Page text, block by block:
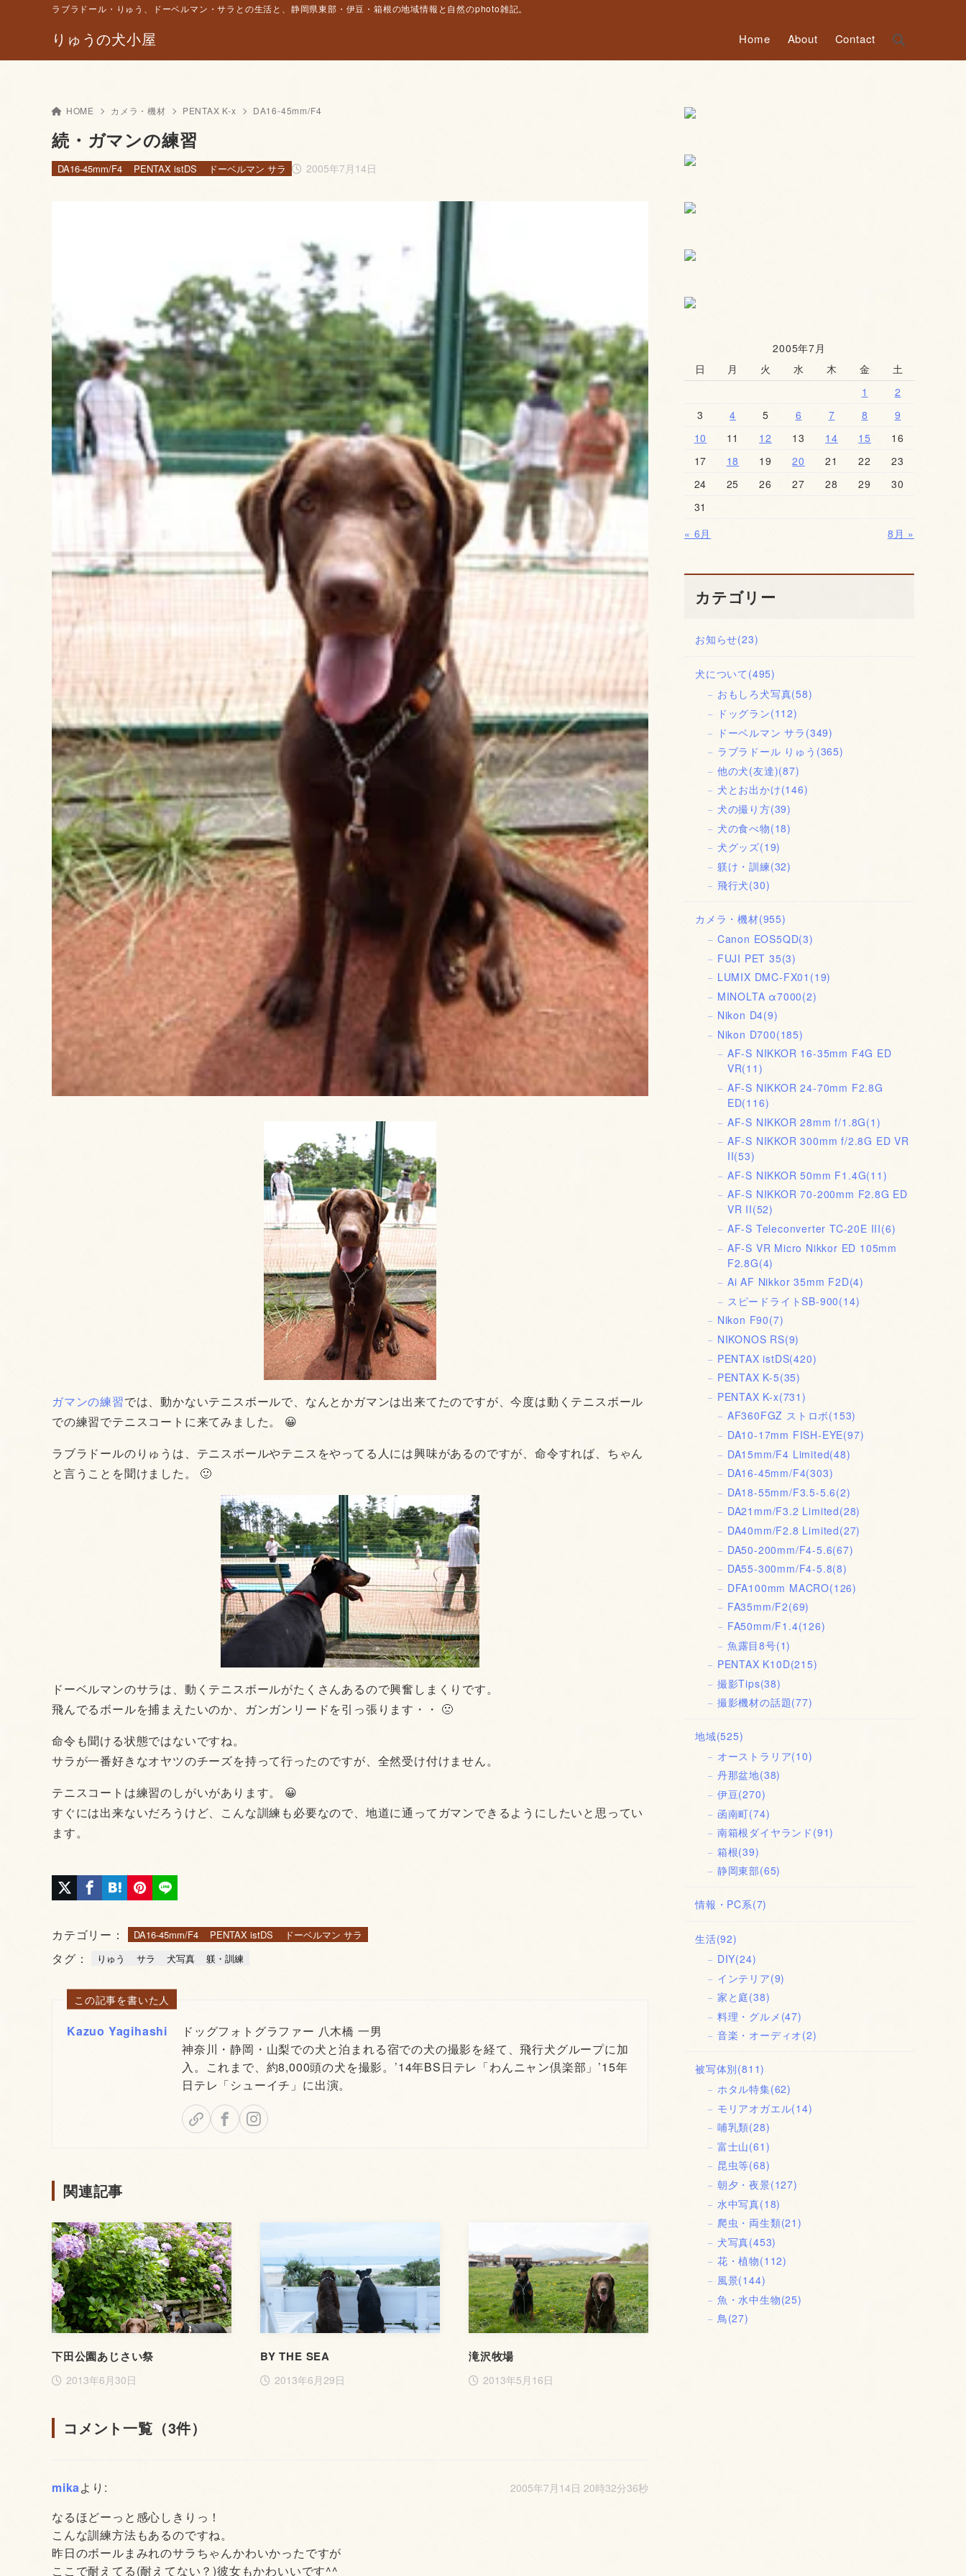
りゅうの犬小屋
ラブラドール・りゅう、ドーベルマン・サラとの生活と、静岡県東部・伊豆・箱根の地域情報と自然のphoto雑記。
Home About Contact
HOME カメラ・機材 PENTAX K-x DA16-45mm/F4
続・ガマンの練習
2005年7月14日
DA16-45mm/F4 PENTAX istDS ドーベルマン サラ
ガマンの練習では、動かないテニスボールで、なんとかガマンは出来てたのですが、今度は動くテニスボール
での練習でテニスコートに来てみました。 😀
ラブラドールのりゅうは、テニスボールやテニスをやってる人には興味があるのですが、命令すれば、ちゃん
と言うことを聞けました。 🙂
ドーベルマンのサラは、動くテニスボールがたくさんあるので興奮しまくりです。
飛んでるボールを捕まえたいのか、ガンガンリードを引っ張ります・・ 🙁
命令も聞ける状態ではないですね。
サラが一番好きなオヤツのチーズを持って行ったのですが、全然受け付けません。
テニスコートは練習のしがいがあります。 😀
すぐには出来ないだろうけど、こんな訓練も必要なので、地道に通ってガマンできるようにしたいと思ってい
ます。
カテゴリー： DA16-45mm/F4 PENTAX istDS ドーベルマン サラ
タグ： りゅう サラ 犬写真 躾・訓練
この記事を書いた人
Kazuo Yagihashi
ドッグフォトグラファー 八木橋 一男
神奈川・静岡・山梨での犬と泊まれる宿での犬の撮影を経て、飛行犬グループに加
入。これまで、約8,000頭の犬を撮影。’14年BS日テレ「わんニャン倶楽部」’15年
日テレ「シューイチ」に出演。
関連記事
下田公園あじさい祭
2013年6月30日
BY THE SEA
2013年6月29日
滝沢牧場
2013年5月16日
コメント一覧（3件）
mikaより: 2005年7月14日 20時32分36秒
なるほどーっと感心しきりっ！
こんな訓練方法もあるのですね。
昨日のボールまみれのサラちゃんかわいかったですが
ここで耐えてる(耐えてない？)彼女もかわいいです^^
2005年7月
日
月 火 水 木 金
土
1
2
3
4 5 6 7 8
9
10
11 12 13 14 15
16
17
18 19 20 21 22
23
24
25 26 27 28 29
30
31
« 6月
8月 »
カテゴリー
お知らせ(23)
犬について (495)
おもしろ犬写真(58)
ドッグラン(112)
ドーベルマン サラ (349)
ラブラドール りゅう (365)
他の犬(友達)(87)
犬とお出かけ(146)
犬の撮り方(39)
犬の食べ物(18)
犬グッズ(19)
躾け・訓練(32)
飛行犬(30)
カメラ・機材(955)
Canon EOS5QD(3)
FUJI PET 35(3)
LUMIX DMC-FX01 (19)
MINOLTA α7000(2)
Nikon D4(9)
Nikon D700(185)
AF-S NIKKOR 16-35mm F4G ED
VR(11)
AF-S NIKKOR 24-70mm F2.8G
ED(116)
AF-S NIKKOR 28mm f/1.8G(1)
AF-S NIKKOR 300mm f/2.8G ED VR
II(53)
AF-S NIKKOR 50mm F1.4G(11)
AF-S NIKKOR 70-200mm F2.8G ED
VR II(52)
AF-S Teleconverter TC-20E III(6)
AF-S VR Micro Nikkor ED 105mm
F2.8G(4)
Ai AF Nikkor 35mm F2D(4)
スピードライトSB-900(14)
Nikon F90(7)
NIKONOS RS(9)
PENTAX istDS(420)
PENTAX K-5(35)
PENTAX K-x(731)
AF360FGZ ストロボ(153)
DA10-17mm FISH-EYE(97)
DA15mm/F4 Limited(48)
DA16-45mm/F4(303)
DA18-55mm/F3.5-5.6(2)
DA21mm/F3.2 Limited(28)
DA40mm/F2.8 Limited(27)
DA50-200mm/F4-5.6(67)
DA55-300mm/F4-5.8(8)
DFA100mm MACRO(126)
FA35mm/F2(69)
FA50mm/F1.4(126)
魚露目8号(1)
PENTAX K10D(215)
撮影Tips(38)
撮影機材の話題(77)
地域(525)
オーストラリア(10)
丹那盆地(38)
伊豆(270)
函南町(74)
南箱根ダイヤランド (91)
箱根(39)
静岡東部(65)
情報・PC系(7)
生活(92)
DIY(24)
インテリア(9)
家と庭(38)
料理・グルメ (47)
音楽・オーディオ(2)
被写体別(811)
ホタル特集(62)
モリアオガエル(14)
哺乳類(28)
富士山(61)
昆虫等(68)
朝夕・夜景(127)
水中写真(18)
爬虫・両生類(21)
犬写真(453)
花・植物(112)
風景(144)
魚・水中生物(25)
鳥(27)